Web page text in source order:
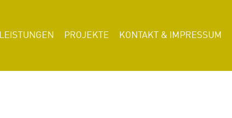
LEISTUNGEN PROJEKTE KONTAKT & IMPRESSUM